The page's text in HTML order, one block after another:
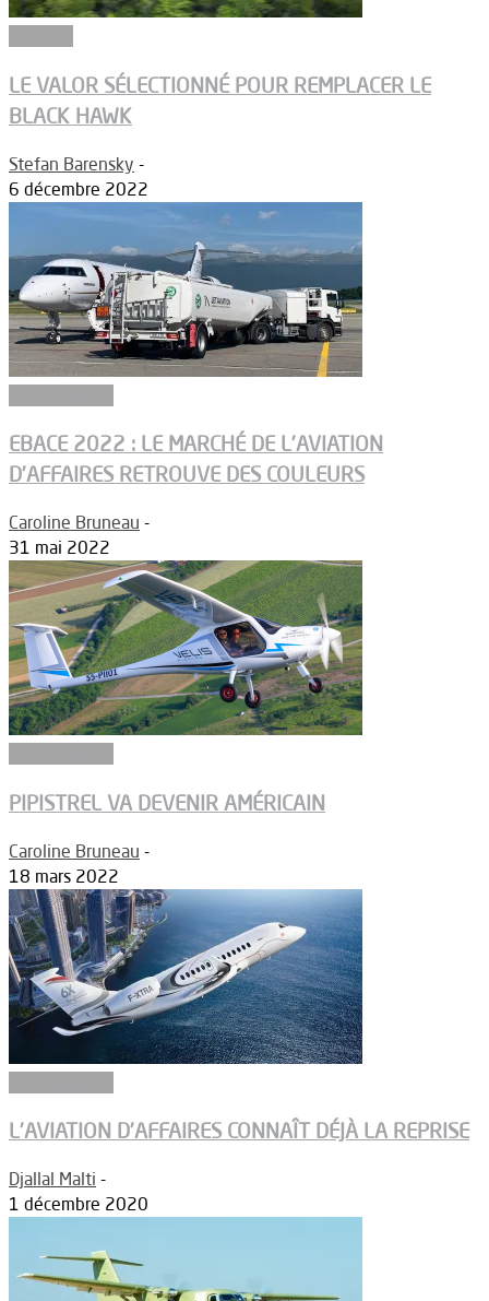
LE VALOR SÉLECTIONNÉ POUR REMPLACER LE
BLACK HAWK
Stefan Barensky -
6 décembre 2022
EBACE 2022 : LE MARCHÉ DE L’AVIATION
D’AFFAIRES RETROUVE DES COULEURS
Caroline Bruneau -
31 mai 2022
PIPISTREL VA DEVENIR AMÉRICAIN
Caroline Bruneau -
18 mars 2022
L’AVIATION D’AFFAIRES CONNAÎT DÉJÀ LA REPRISE
Djallal Malti -
1 décembre 2020